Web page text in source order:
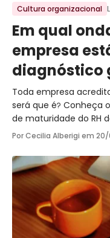
Cultura organizacional
Em qual
empresa
diagnóstico
Toda empresa
será que é? Conheça
de maturidade do RH
diagnóstico gratuito.
Por Cecilia Alberigi em 20/